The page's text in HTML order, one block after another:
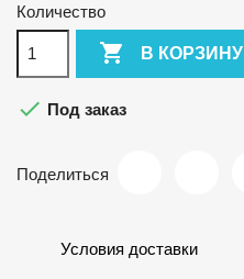
Количество
 В КОРЗИНУ
 Под заказ
Поделиться
Условия доставки